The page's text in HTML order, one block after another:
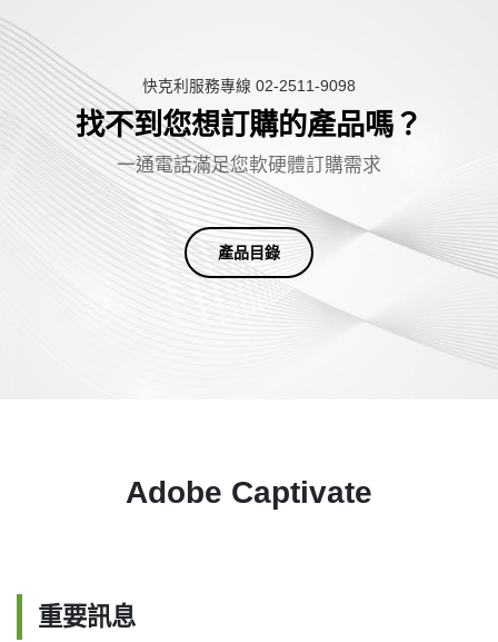
快克利服務專線 02-2511-9098
找不到您想訂購的產品嗎？
一通電話滿足您軟硬體訂購需求
產品目錄
Adobe Captivate
重要訊息